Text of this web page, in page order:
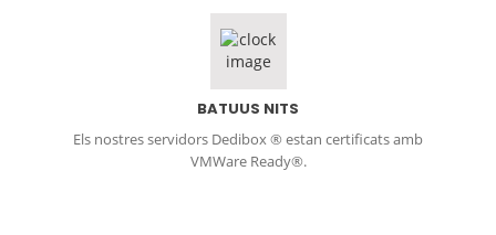
BATUUS NITS
Els nostres servidors Dedibox ® estan certificats amb
VMWare Ready®.